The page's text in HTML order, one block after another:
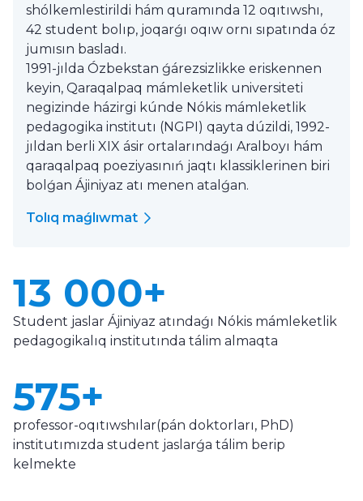
shólkemlestirildi hám quramında 12 oqıtıwshı,
42 student bolıp, joqarǵı oqıw ornı sıpatında óz
jumısın basladı.
1991-jılda Ózbekstan ǵárezsizlikke eriskennen
keyin, Qaraqalpaq mámleketlik universiteti
negizinde házirgi kúnde Nókis mámleketlik
pedagogika institutı (NGPI) qayta dúzildi, 1992-
jıldan berli XIX ásir ortalarındaǵı Aralboyı hám
qaraqalpaq poeziyasınıń jaqtı klassiklerinen biri
bolǵan Ájiniyaz atı menen atalǵan.
Tolıq maǵlıwmat
13 000+
Student jaslar Ájiniyaz atındaǵı Nókis mámleketlik
pedagogikalıq institutında tálim almaqta
575+
professor-oqıtıwshılar(pán doktorları, PhD)
institutımızda student jaslarǵa tálim berip
kelmekte